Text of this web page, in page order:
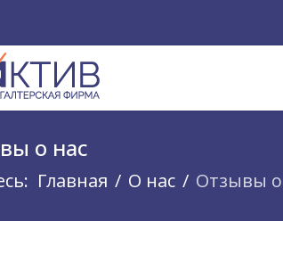
о нас
Главная О нас Отзывы о